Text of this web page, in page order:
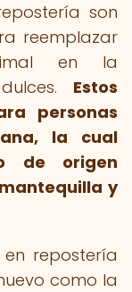
son
reemplazar
en la
Estos
personas
la cual
de origen
y
repostería
como la